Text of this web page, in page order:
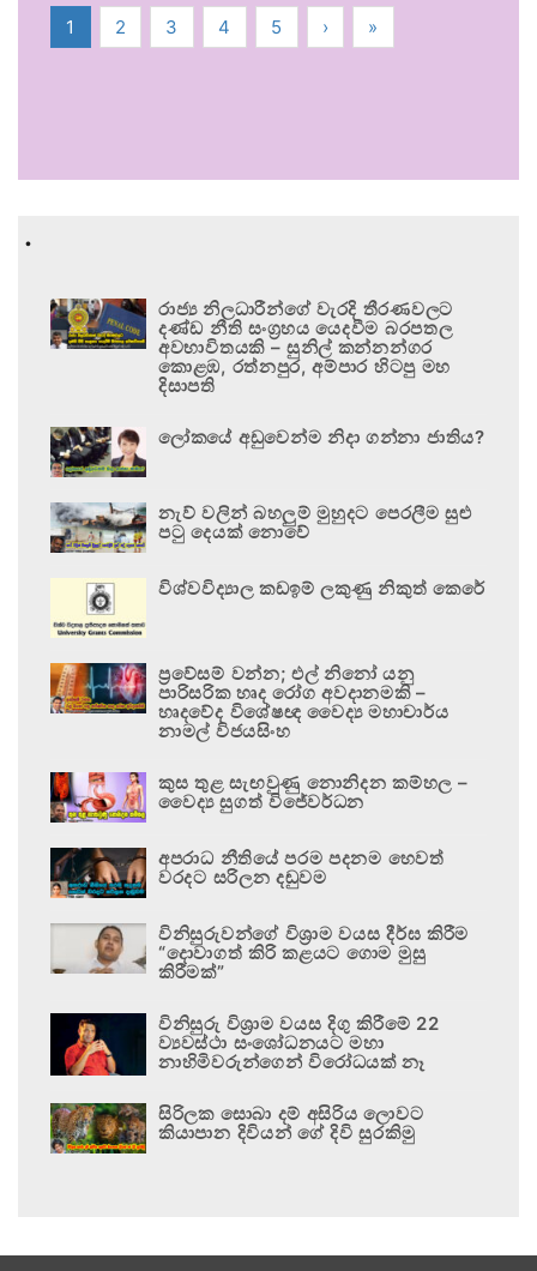
1 2 3 4 5 › »
.
රාජ්‍ය නිලධාරීන්ගේ වැරදි තීරණවලට
දණ්ඩ නීති සංග්‍රහය යෙදවීම බරපතල
අවභාවිතයකි – සුනිල් කන්නන්ගර
කොළඹ, රත්නපුර, අම්පාර හිටපු මහ
දිසාපති
ලෝකයේ අඩුවෙන්ම නිදා ගන්නා ජාතිය?
නැව් වලින් බහලුම් මුහුදට පෙරලීම සුළු
පටු දෙයක් නොවේ
විශ්වවිද්‍යාල කඩඉම් ලකුණු නිකුත් කෙරේ
ප්‍රවේසම් වන්න; එල් නිනෝ යනු
පාරිසරික හෘද රෝග අවදානමකි –
හෘදවේද විශේෂඥ වෛද්‍ය මහාචාර්ය
නාමල් විජයසිංහ
කුස තුළ සැඟවුණු නොනිදන කම්හල –
වෛද්‍ය සුගත් විජේවර්ධන
අපරාධ නීතියේ පරම පදනම හෙවත්
වරදට සරිලන දඬුවම
විනිසුරුවන්ගේ විශ්‍රාම වයස දීර්ඝ කිරීම
“දොවාගත් කිරි කළයට ගොම මුසු
කිරීමක්”
විනිසුරු විශ්‍රාම වයස දිගු කිරීමේ 22
ව්‍යවස්ථා සංශෝධනයට මහා
නාහිමිවරුන්ගෙන් විරෝධයක් නෑ
සිරිලක සොබා දම් අසිරිය ලොවට
කියාපාන දිවියන් ගේ දිවි සුරකිමු